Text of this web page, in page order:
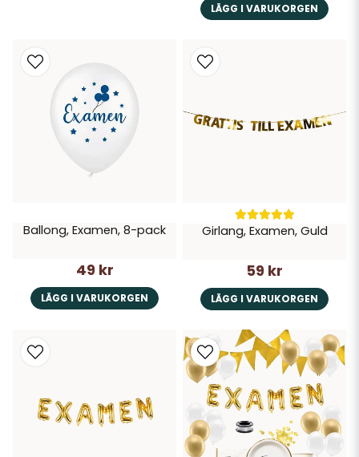
LÄGG I VARUKORGEN
Ballong, Examen, 8-pack
49 kr
LÄGG I VARUKORGEN
Girlang, Examen, Guld
59 kr
LÄGG I VARUKORGEN